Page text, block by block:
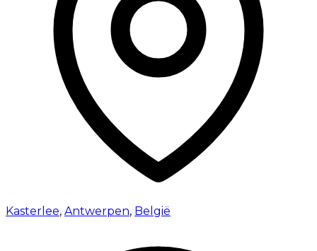
Kasterlee, Antwerpen, België